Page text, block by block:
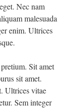
Nec nam
malesuada
enim. Ultrices
Sit amet
sit amet.
Ultrices vitae
Sem integer